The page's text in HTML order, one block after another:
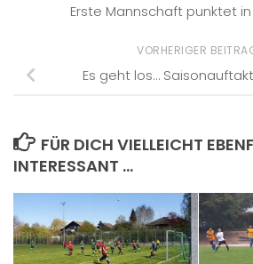
Erste Mannschaft punktet
VORHERIGER
Es geht los…
FÜR DICH VIELLEICHT
INTERESSANT …